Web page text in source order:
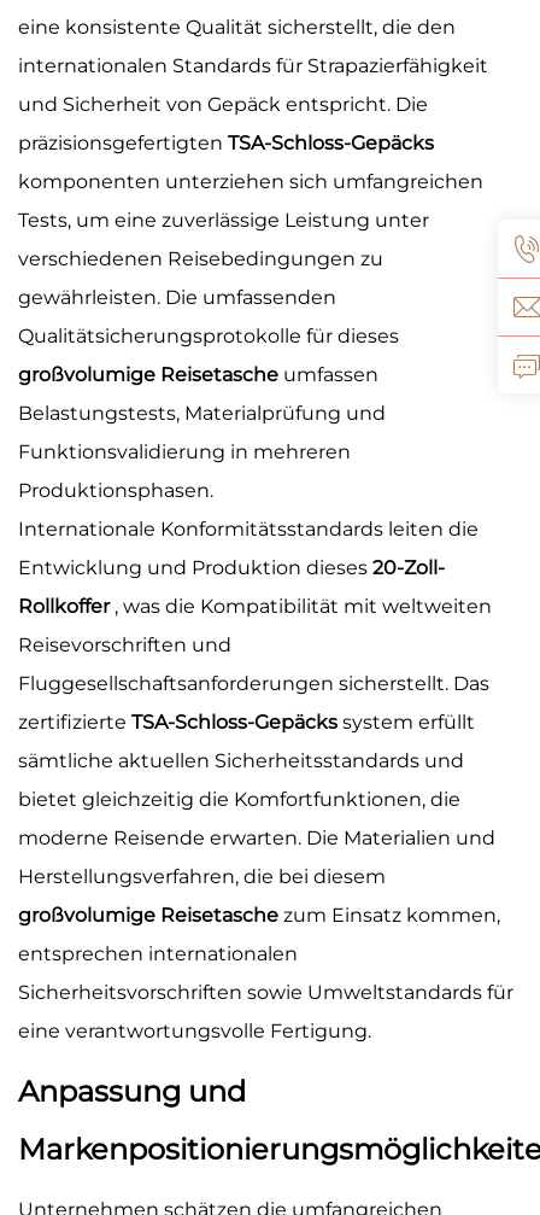
eine konsistente Qualität sicherstellt, die den
internationalen Standards für Strapazierfähigkeit
und Sicherheit von Gepäck entspricht. Die
präzisionsgefertigten TSA-Schloss-Gepäcks
komponenten unterziehen sich umfangreichen
Tests, um eine zuverlässige Leistung unter
verschiedenen Reisebedingungen zu
gewährleisten. Die umfassenden
Qualitätsicherungsprotokolle für dieses
großvolumige Reisetasche umfassen
Belastungstests, Materialprüfung und
Funktionsvalidierung in mehreren
Produktionsphasen.
Internationale Konformitätsstandards leiten die
Entwicklung und Produktion dieses 20-Zoll-
Rollkoffer , was die Kompatibilität mit weltweiten
Reisevorschriften und
Fluggesellschaftsanforderungen sicherstellt. Das
zertifizierte TSA-Schloss-Gepäcks system erfüllt
sämtliche aktuellen Sicherheitsstandards und
bietet gleichzeitig die Komfortfunktionen, die
moderne Reisende erwarten. Die Materialien und
Herstellungsverfahren, die bei diesem
großvolumige Reisetasche zum Einsatz kommen,
entsprechen internationalen
Sicherheitsvorschriften sowie Umweltstandards für
eine verantwortungsvolle Fertigung.
Anpassung und
Unternehmen schätzen die umfangreichen